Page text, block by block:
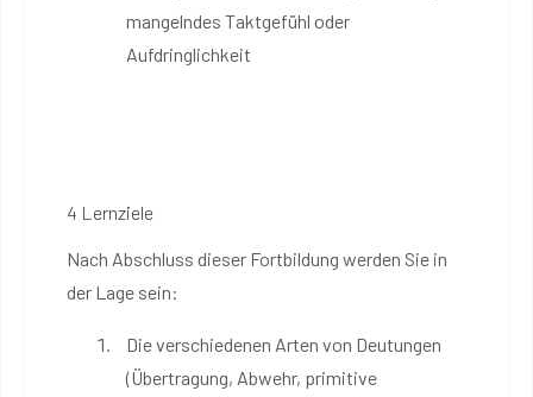
mangelndes Taktgefühl oder
Aufdringlichkeit
4 Lernziele
Nach Abschluss dieser Fortbildung werden Sie in
der Lage sein:
Die verschiedenen Arten von Deutungen
(Übertragung, Abwehr, primitive